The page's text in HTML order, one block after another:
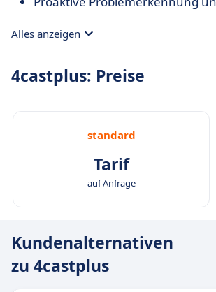
Alles anzeigen
4castplus: Preise
standard
Tarif
auf Anfrage
Kundenalternativen
zu 4castplus